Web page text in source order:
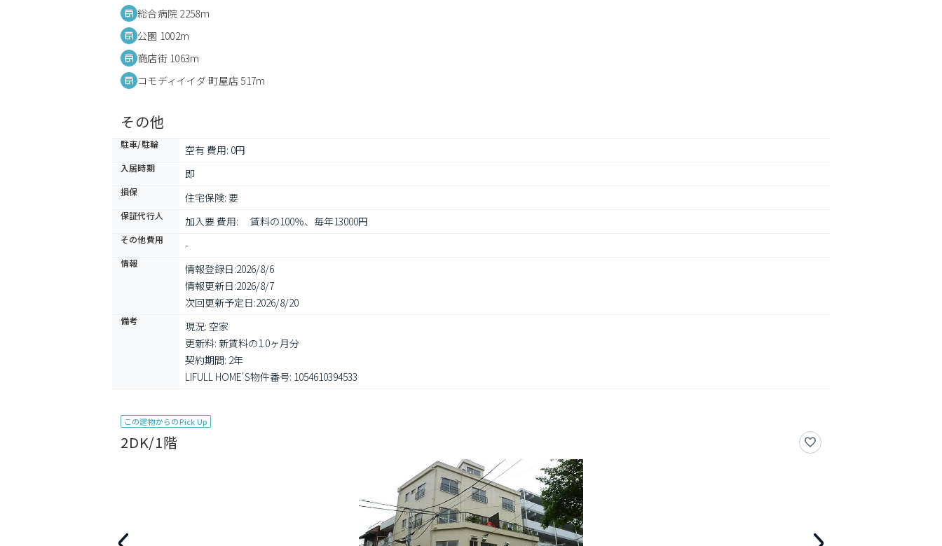
総合病院 2258m
公園 1002m
商店街 1063m
コモディイイダ 町屋店 517m
その他
駐車/駐輪 空有 費用: 0円
入居時期 即
損保 住宅保険: 要
保証代行人 加入要 費用: 　賃料の100％、毎年13000円
その他費用 -
情報 情報登録日:2026/8/6
情報更新日:2026/8/7
次回更新予定日:2026/8/20
備考
現況: 空家
更新料: 新賃料の1.0ヶ月分
契約期間: 2年
LIFULL HOME'S物件番号: 1054610394533
この建物からのPick Up
2DK/1階